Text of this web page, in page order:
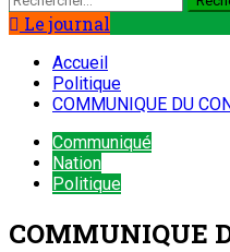
Le journal
Accueil
Politique
COMMUNIQUE DU
Communiqué
Nation
Politique
COMMUNIQUE